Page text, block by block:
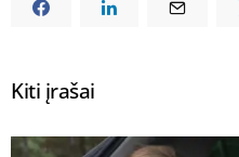
Kiti įrašai